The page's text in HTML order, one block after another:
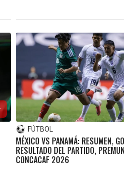
FÚTBOL
MÉXICO VS PANAMÁ: RESUMEN,
RESULTADO DEL PARTIDO,
CONCACAF 2026